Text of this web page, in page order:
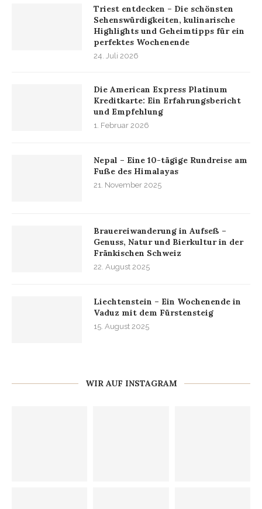
Triest entdecken – Die schönsten
Sehenswürdigkeiten, kulinarische
Highlights und Geheimtipps für ein
perfektes Wochenende
24. Juli 2026
Die American Express Platinum
Kreditkarte: Ein Erfahrungsbericht
und Empfehlung
1. Februar 2026
Nepal – Eine 10-tägige Rundreise am
Fuße des Himalayas
21. November 2025
Brauereiwanderung in Aufseß –
Genuss, Natur und Bierkultur in der
Fränkischen Schweiz
22. August 2025
Liechtenstein – Ein Wochenende in
Vaduz mit dem Fürstensteig
15. August 2025
WIR AUF INSTAGRAM